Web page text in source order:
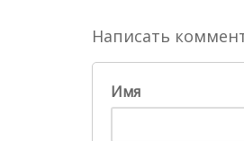
Написать
Имя